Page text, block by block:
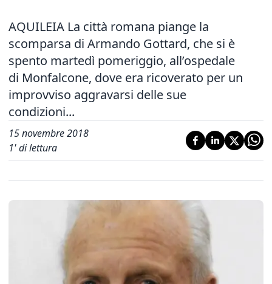
AQUILEIA La città romana piange la
scomparsa di Armando Gottard, che si è
spento martedì pomeriggio, all’ospedale
di Monfalcone, dove era ricoverato per un
improvviso aggravarsi delle sue
condizioni...
15 novembre 2018
1' di lettura